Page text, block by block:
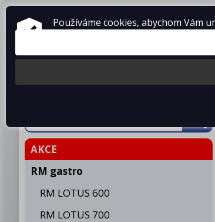
ZAŘÍZENÍ PRO GASTRONOMII
Produkty
AKCE
RM gastro
RM LOTUS 600
RM LOTUS 700
Používáme cookies, abychom Vám